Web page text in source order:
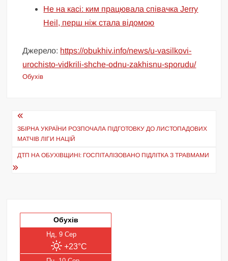
Не на касі: ким працювала співачка Jerry
Heil, перш ніж стала відомою
Джерело: https://obukhiv.info/news/u-vasilkovi-
urochisto-vidkrili-shche-odnu-zakhisnu-sporudu/
Обухів
Навігація
записів
ЗБІРНА УКРАЇНИ РОЗПОЧАЛА ПІДГОТОВКУ ДО ЛИСТОПАДОВИХ
МАТЧІВ ЛІГИ НАЦІЙ
ДТП НА ОБУХІВЩИНІ: ГОСПІТАЛІЗОВАНО ПІДЛІТКА З ТРАВМАМИ
Обухів
Нд, 9 Сер
+23°C